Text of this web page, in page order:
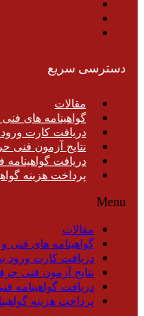
دسترسی سریع
مقالات
گواهینامه های
دریافت کارت
نتایج آزمون فنی
دریافت
پرداخت هزینه
Menu
مقالات
گواهینامه های فنی
دریافت کارت ورود
نتایج آزمون فنی
دریافت گواهینامه
پرداخت هزینه